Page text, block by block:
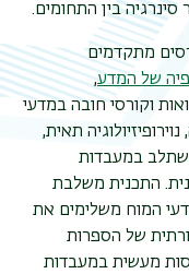
בין התחומים.
מתקדמים
של המדע,
וקורסי חובה במדעי
תאית,
במעבדות
התכנית משלבת
המוח משלימים את
של הספרות
מעשית במעבדות